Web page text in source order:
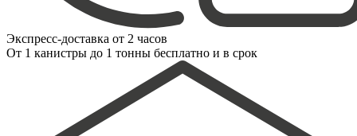
Экспресс-доставка от 2 часов
От 1 канистры до 1 тонны бесплатно и в срок